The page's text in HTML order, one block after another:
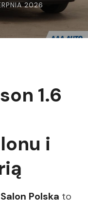
2026
1.6
i
Polska to